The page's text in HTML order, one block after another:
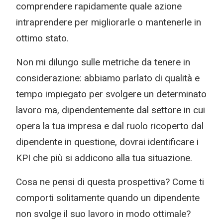
comprendere rapidamente quale azione
intraprendere per migliorarle o mantenerle in
ottimo stato.
Non mi dilungo sulle metriche da tenere in
considerazione: abbiamo parlato di qualità e
tempo impiegato per svolgere un determinato
lavoro ma, dipendentemente dal settore in cui
opera la tua impresa e dal ruolo ricoperto dal
dipendente in questione, dovrai identificare i
KPI che più si addicono alla tua situazione.
Cosa ne pensi di questa prospettiva? Come ti
comporti solitamente quando un dipendente
non svolge il suo lavoro in modo ottimale?